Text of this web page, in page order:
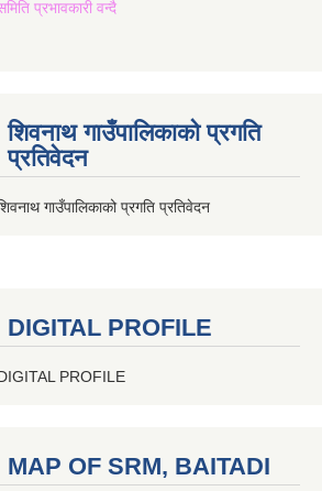
प्रभावकारी वन्दै
शिवनाथ गाउँपालिकाको प्रगति
प्रतिवेदन
गाउँपालिकाको प्रगति प्रतिवेदन
DIGITAL PROFILE
PROFILE
MAP OF SRM, BAITADI